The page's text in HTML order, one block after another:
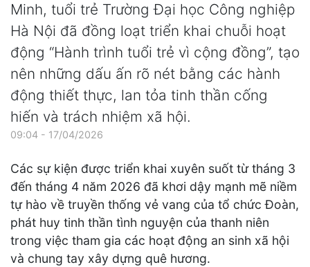
Minh, tuổi trẻ Trường Đại học Công nghiệp
Hà Nội đã đồng loạt triển khai chuỗi hoạt
động “Hành trình tuổi trẻ vì cộng đồng”, tạo
nên những dấu ấn rõ nét bằng các hành
động thiết thực, lan tỏa tinh thần cống
hiến và trách nhiệm xã hội.
09:04 - 17/04/2026
Các sự kiện được triển khai xuyên suốt từ tháng 3
đến tháng 4 năm 2026 đã khơi dậy mạnh mẽ niềm
tự hào về truyền thống vẻ vang của tổ chức Đoàn,
phát huy tinh thần tình nguyện của thanh niên
trong việc tham gia các hoạt động an sinh xã hội
và chung tay xây dựng quê hương.